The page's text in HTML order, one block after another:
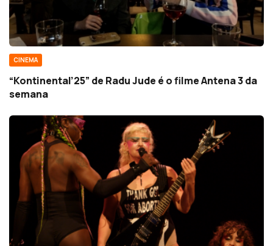
CINEMA
“Kontinental’25” de Radu Jude é o filme Antena 3 da
semana